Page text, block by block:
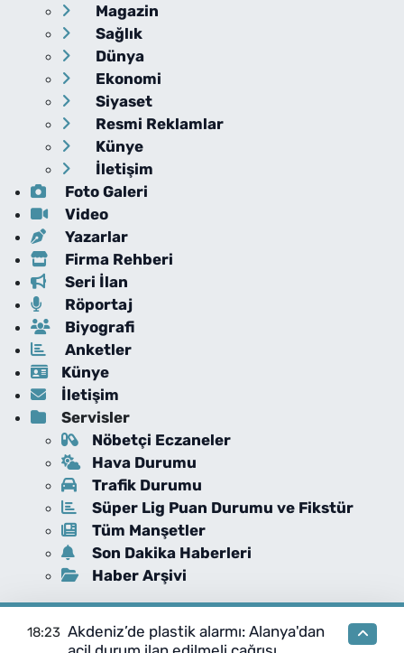
Magazin
Sağlık
Dünya
Ekonomi
Siyaset
Resmi Reklamlar
Künye
İletişim
Foto Galeri
Video
Yazarlar
Firma Rehberi
Seri İlan
Röportaj
Biyografi
Anketler
Künye
İletişim
Servisler
Nöbetçi Eczaneler
Hava Durumu
Trafik Durumu
Süper Lig Puan Durumu ve Fikstür
Tüm Manşetler
Son Dakika Haberleri
Haber Arşivi
18:23 Akdeniz’de plastik alarmı: Alanya'dan